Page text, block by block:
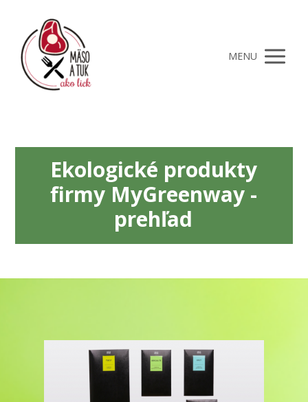
MENU
Ekologické produkty
firmy MyGreenway -
prehľad